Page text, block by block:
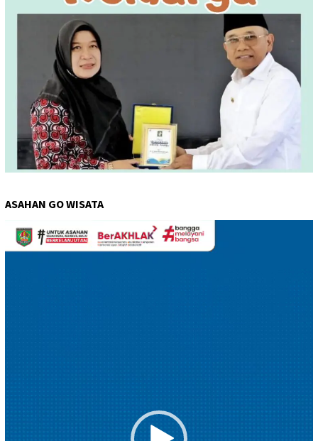
ASAHAN GO WISATA
Pemutar
Video